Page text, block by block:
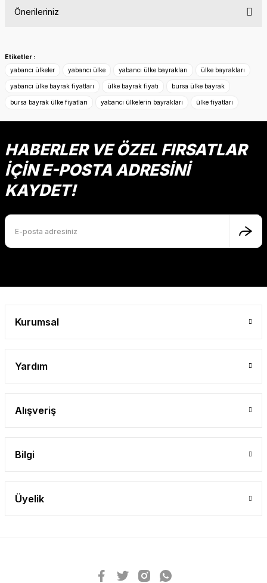
Önerileriniz
konularda yetersiz gördüğünüz noktaları öneri formunu
Görüş ve önerileriniz için teşekkür ederiz.
Ürün resmi kalitesiz, bozuk veya görüntülenemiyor.
Ürün açıklamasında eksik bilgiler bulunuyor.
Ürün bilgilerinde hatalar bulunuyor.
Ürün fiyatı diğer sitelerden daha pahalı.
Bu ürüne benzer farklı alternatifler olmalı.
Etiketler :
yabancı ülkeler
yabancı ülke yabancı ülke bayrakları ülke bayrakları
yabancı ülke bayrak fiyatları ülke bayrak fiyatı bursa ülke bayrak
bursa bayrak ülke fiyatları yabancı ülkelerin bayrakları ülke fiyatları
HABERLER VE ÖZEL FIRSATLAR
İÇİN E-POSTA ADRESİNİ
KAYDET!
Kurumsal
Yardım
Alışveriş
Bilgi
Üyelik